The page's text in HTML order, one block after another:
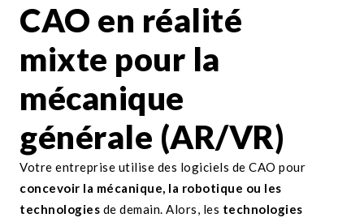
CAO en réalité
mixte pour la
mécanique
générale (AR/VR)
Votre entreprise utilise des logiciels de CAO pour
concevoir la mécanique, la robotique ou les
technologies de demain. Alors, les technologies